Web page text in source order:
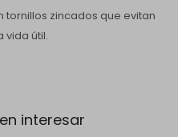
tornillos zincados que evitan
vida útil.
interesar